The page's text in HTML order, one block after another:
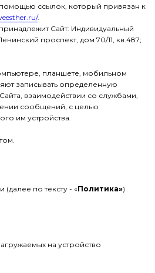
ссылок, который привязан к
.
Сайт: Индивидуальный
проспект, дом 70/11, кв.487;
планшете, мобильном
записывать определенную
взаимодействии со службами,
сообщений, с целью
им устройства.
по тексту - «Политика»)
на устройство